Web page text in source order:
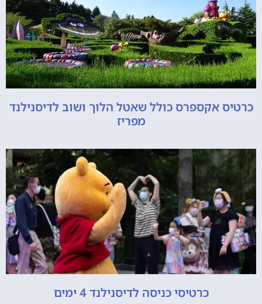
כרטיס אקספרס כולל שאטל הלוך ושוב לדיסנילנד
מפריז
כרטיסי כניסה לדיסנילנד 4 ימים